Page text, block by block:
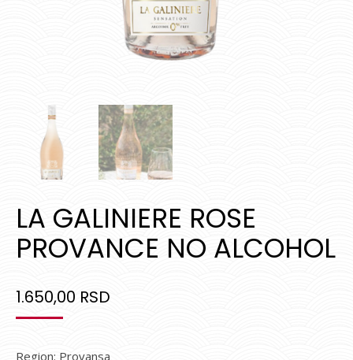
LA GALINIERE ROSE
PROVANCE NO ALCOHOL
1.650,00 RSD
Region: Provansa